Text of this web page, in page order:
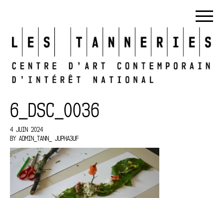
6_DSC_0036
4 JUIN 2024
BY ADMIN_TANN_ JUPHA3UF